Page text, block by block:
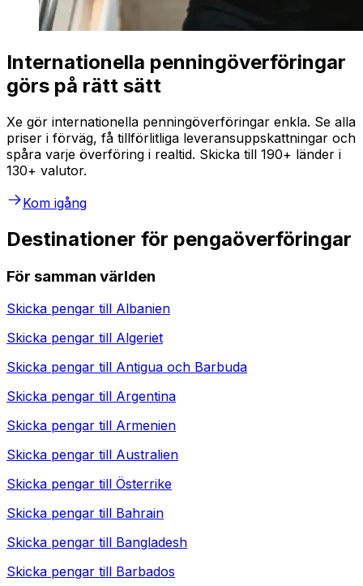
Internationella penningöverföringar
görs på rätt sätt
Xe gör internationella penningöverföringar enkla. Se alla
priser i förväg, få tillförlitliga leveransuppskattningar och
spåra varje överföring i realtid. Skicka till 190+ länder i
130+ valutor.
Kom igång
Destinationer för pengaöverföringar
För samman världen
Skicka pengar till Albanien
Skicka pengar till Algeriet
Skicka pengar till Antigua och Barbuda
Skicka pengar till Argentina
Skicka pengar till Armenien
Skicka pengar till Australien
Skicka pengar till Österrike
Skicka pengar till Bahrain
Skicka pengar till Bangladesh
Skicka pengar till Barbados